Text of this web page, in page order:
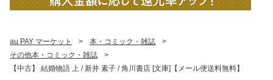
au PAY マーケット > 本・コミック・雑誌
>
その他本・コミック・雑誌
>
【中古】 結婚物語 上 / 新井 素子 / 角川書店 [文庫]【メール便送料無料】